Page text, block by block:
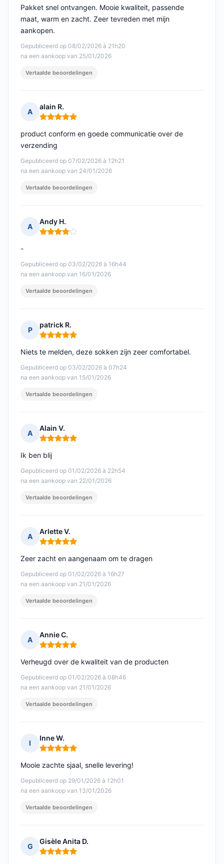
Gepubliceerd op 08/02/2026 à 21h20
na een aankoop van 25/01/2026
Pakket snel ontvangen. Mooie kwaliteit, passende
maat, warm en zacht. Zeer tevreden met mijn
aankopen.
Vertaalde beoordelingen
A
alain R.
Opmerking: 5 van 5
Gepubliceerd op 07/02/2026 à 12h21
na een aankoop van 24/01/2026
product conform en goede communicatie over de
verzending
Vertaalde beoordelingen
A
Andy H.
Opmerking: 4 van 5
Gepubliceerd op 03/02/2026 à 16h44
na een aankoop van 16/01/2026
-
Vertaalde beoordelingen
P
patrick R.
Opmerking: 5 van 5
Gepubliceerd op 03/02/2026 à 07h24
na een aankoop van 15/01/2026
Niets te melden, deze sokken zijn zeer comfortabel.
Vertaalde beoordelingen
A
Alain V.
Opmerking: 5 van 5
Gepubliceerd op 01/02/2026 à 22h54
na een aankoop van 22/01/2026
Ik ben blij
Vertaalde beoordelingen
A
Arlette V.
Opmerking: 5 van 5
Gepubliceerd op 01/02/2026 à 16h27
na een aankoop van 21/01/2026
Zeer zacht en aangenaam om te dragen
Vertaalde beoordelingen
A
Annie C.
Opmerking: 5 van 5
Gepubliceerd op 01/02/2026 à 08h46
na een aankoop van 21/01/2026
Verheugd over de kwaliteit van de producten
Vertaalde beoordelingen
I
Inne W.
Opmerking: 5 van 5
Gepubliceerd op 29/01/2026 à 12h01
na een aankoop van 13/01/2026
Mooie zachte sjaal, snelle levering!
Vertaalde beoordelingen
G
Gisèle Anita D.
Opmerking: 5 van 5